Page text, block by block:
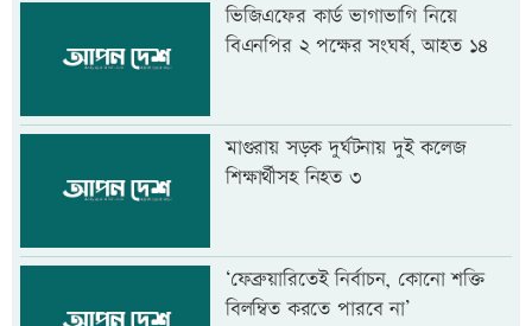
ভিজিএফের কার্ড ভাগাভাগি নিয়ে
বিএনপির ২ পক্ষের সংঘর্ষ, আহত ১৪
মাগুরায় সড়ক দুর্ঘটনায় দুই কলেজ
শিক্ষার্থীসহ নিহত ৩
‘ফেব্রুয়ারিতেই নির্বাচন, কোনো শক্তি
বিলম্বিত করতে পারবে না’